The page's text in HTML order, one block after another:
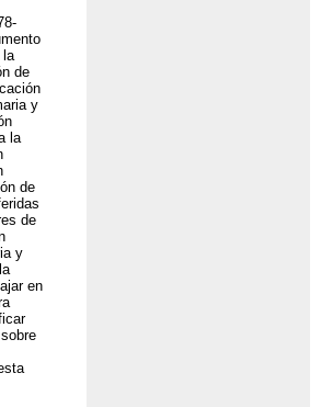
la
de
y
la
de
de
y
en